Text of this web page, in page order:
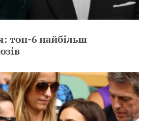
топ-6 найбільш